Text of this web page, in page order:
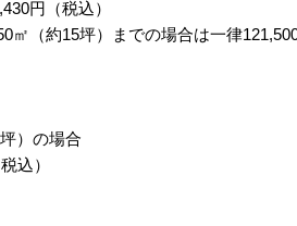
円（税込）
㎡（約15坪）までの場合は一律
）の場合
込）